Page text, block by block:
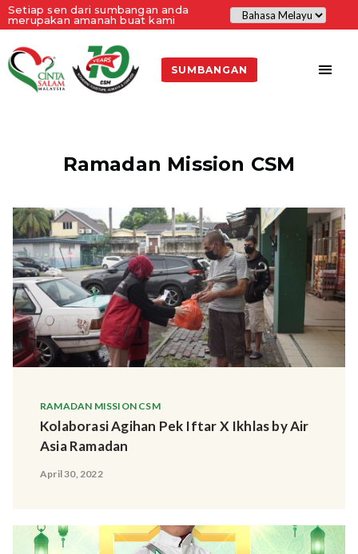
Setiap sen dari sumbangan anda
merupakan amanah buat kami
SUMBANGAN
Ramadan Mission CSM
RAMADAN MISSION CSM
Kolaborasi Agihan Pek Iftar X Ikhlas by Air
Asia Ramadan
April 30, 2022